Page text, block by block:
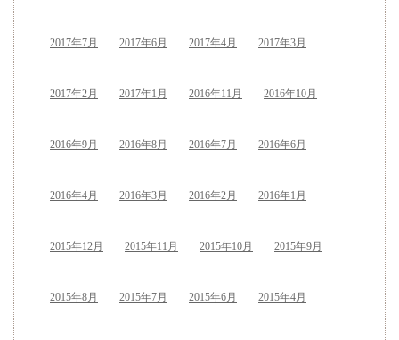
2017年7月 2017年6月 2017年4月 2017年3月
2017年2月 2017年1月 2016年11月 2016年10月
2016年9月 2016年8月 2016年7月 2016年6月
2016年4月 2016年3月 2016年2月 2016年1月
2015年12月 2015年11月 2015年10月 2015年9月
2015年8月 2015年7月 2015年6月 2015年4月